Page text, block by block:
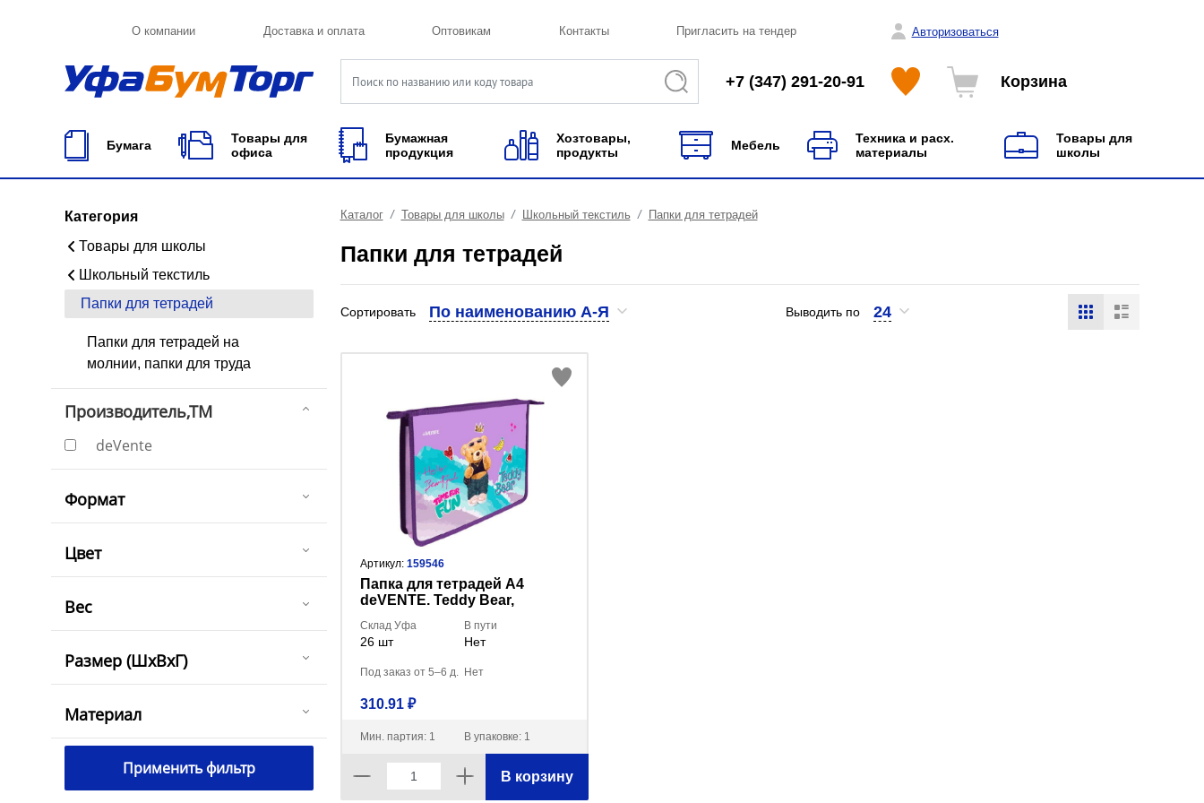
О компании Доставка и оплата Оптовикам Контакты Пригласить на тендер Авторизоваться
+7 (347) 291-20-91 Корзина
Бумага
Товары для
офиса
Бумажная
продукция
Хозтовары,
продукты
Мебель
Техника и расх.
материалы
Товары для
школы
Категория
Товары для школы
Школьный текстиль
Папки для тетрадей
Папки для тетрадей на
молнии, папки для труда
Производитель,ТМ
deVente
Формат
Цвет
Вес
Размер (ШxВxГ)
Материал
Каталог Товары для школы Школьный текстиль Папки для тетрадей
Папки для тетрадей
Сортировать По наименованию А-Я Выводить по 24
Артикул: 159546
Папка для тетрадей A4
deVENTE. Teddy Bear,
Склад Уфа
26 шт
В пути
Нет
Под заказ от 5–6 д. Нет
310.91 ₽
Мин. партия: 1 В упаковке: 1
В корзину